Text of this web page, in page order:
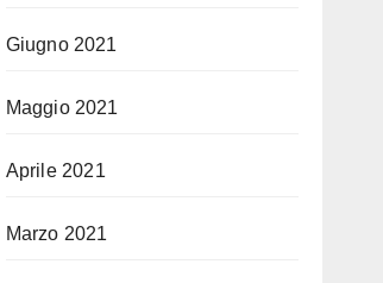
Giugno 2021
Maggio 2021
Aprile 2021
Marzo 2021